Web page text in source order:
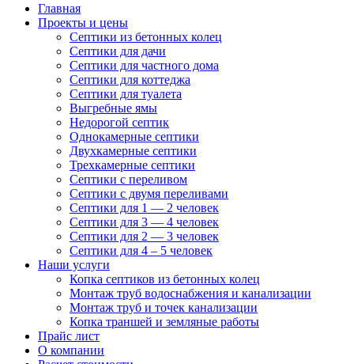
Главная
Проекты и цены
Септики из бетонных колец
Септики для дачи
Септики для частного дома
Септики для коттеджа
Септики для туалета
Выгребные ямы
Недорогой септик
Однокамерные септики
Двухкамерные септики
Трехкамерные септики
Септики с переливом
Септики с двумя переливами
Септики для 1 — 2 человек
Септики для 3 — 4 человек
Септики для 2 — 3 человек
Септики для 4 – 5 человек
Наши услуги
Копка септиков из бетонных колец
Монтаж труб водоснабжения и канализации
Монтаж труб и точек канализации
Копка траншей и земляные работы
Прайс лист
О компании